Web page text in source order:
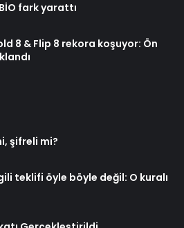
fark yarattı
8 & Flip 8 rekora koşuyor: Ön
şifreli mi?
teklifi öyle böyle değil: O kuralı